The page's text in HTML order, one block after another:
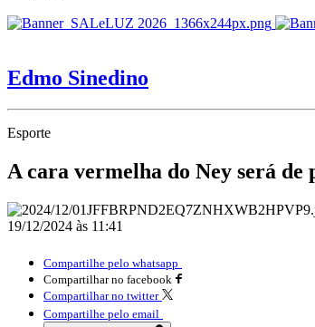
Edmo Sinedino
Esporte
A cara vermelha do Ney será de
19/12/2024 às 11:41
Compartilhe pelo whatsapp
Compartilhar no facebook
Compartilhar no twitter
Compartilhe pelo email